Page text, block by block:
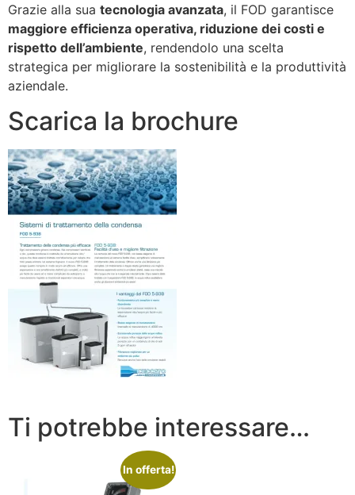
Grazie alla sua tecnologia avanzata, il FOD garantisce
maggiore efficienza operativa, riduzione dei costi e
rispetto dell’ambiente, rendendolo una scelta
strategica per migliorare la sostenibilità e la produttività
aziendale.
Scarica la brochure
Ti potrebbe interessare…
In offerta!